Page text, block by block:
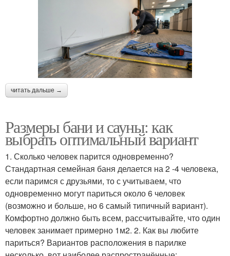
читать дальше →
Размеры бани и сауны: как
выбрать оптимальный вариант
1. Сколько человек парится одновременно?
Стандартная семейная баня делается на 2 -4 человека,
если паримся с друзьями, то с учитываем, что
одновременно могут париться около 6 человек
(возможно и больше, но 6 самый типичный вариант).
Комфортно должно быть всем, рассчитывайте, что один
человек занимает примерно 1м2. 2. Как вы любите
париться? Вариантов расположения в парилке